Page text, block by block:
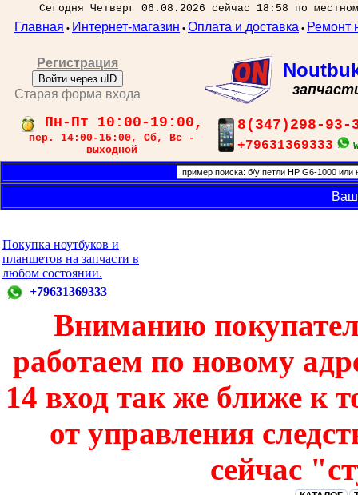
Сегодня Четверг 06.08.2026 сейчас 18:58 по
Главная • Интернет-магазин • Оплата и доставка • Ремонт
Регистрация
Войти через uID
Старая форма входа
Пн-Пт 10:00-19:00,
пер. 14:00-15:00, Сб, Вс -
выходной
8(347)298-93-
+79631369333
Покупка ноутбуков и
планшетов на запчасти в
любом состоянии.
+79631369333
Вниманию
работаем по новому
14 вход так же ближе к
от управления
сейчас